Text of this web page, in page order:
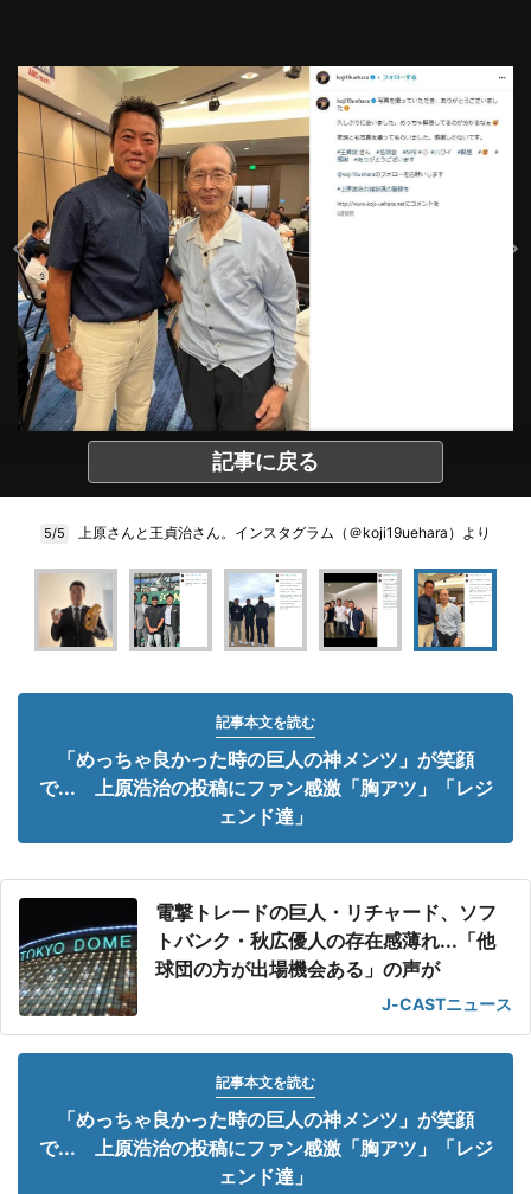
記事に戻る
5/5 上原さんと王貞治さん。インスタグラム（＠koji19uehara）より
記事本文を読む
「めっちゃ良かった時の巨人の神メンツ」が笑顔
で... 上原浩治の投稿にファン感激「胸アツ」「レジ
ェンド達」
電撃トレードの巨人・リチャード、ソフ
トバンク・秋広優人の存在感薄れ...「他
球団の方が出場機会ある」の声が
J-CASTニュース
記事本文を読む
「めっちゃ良かった時の巨人の神メンツ」が笑顔
で... 上原浩治の投稿にファン感激「胸アツ」「レジ
ェンド達」